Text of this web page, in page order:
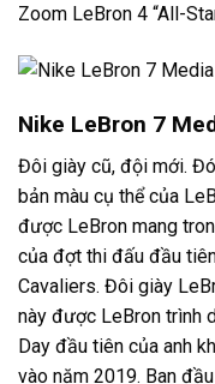
Zoom LeBron 4 “All-
Nike LeBron 7
Đôi giày cũ, đội mới.
bản màu cụ thể của
được LeBron mang
của đợt thi đấu đầu
Cavaliers. Đôi giày
này được LeBron trình
Day đầu tiên của anh
vào năm 2019. Ban